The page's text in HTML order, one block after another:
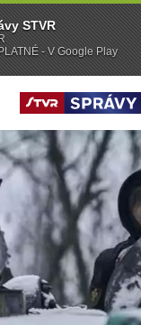
STVR
- V Google Play